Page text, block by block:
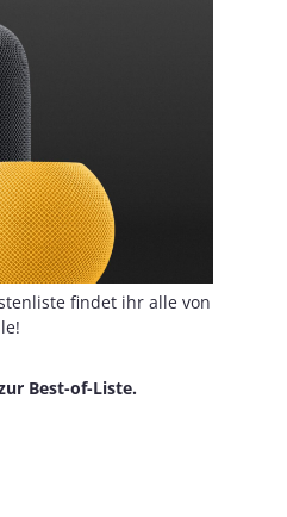
findet ihr alle von
Best-of-Liste.